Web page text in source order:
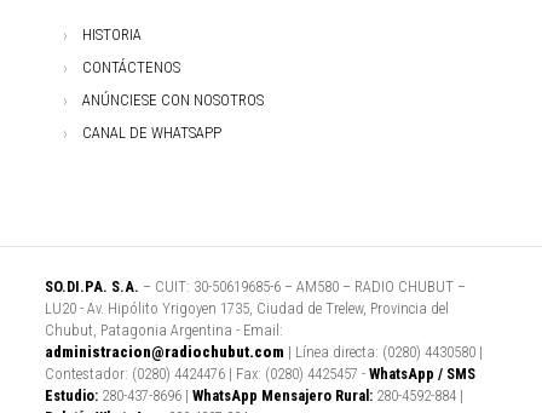
HISTORIA
CONTÁCTENOS
ANÚNCIESE CON NOSOTROS
CANAL DE WHATSAPP
SO.DI.PA. S.A. – CUIT: 30-50619685-6 – AM580 – RADIO CHUBUT –
LU20 - Av. Hipólito Yrigoyen 1735, Ciudad de Trelew, Provincia del
Chubut, Patagonia Argentina - Email:
administracion@radiochubut.com | Línea directa: (0280) 4430580 |
Contestador: (0280) 4424476 | Fax: (0280) 4425457 - WhatsApp / SMS
Estudio: 280-437-8696 | WhatsApp Mensajero Rural: 280-4592-884 |